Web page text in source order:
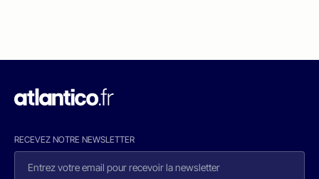
RECEVEZ NOTRE NEWSLETTER